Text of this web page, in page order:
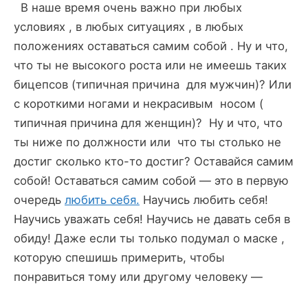
В наше время очень важно при любых
условиях , в любых ситуациях , в любых
положениях оставаться самим собой . Ну и что,
что ты не высокого роста или не имеешь таких
бицепсов (типичная причина для мужчин)? Или
с короткими ногами и некрасивым носом (
типичная причина для женщин)? Ну и что, что
ты ниже по должности или что ты столько не
достиг сколько кто-то достиг? Оставайся самим
собой! Оставаться самим собой — это в первую
очередь любить себя. Научись любить себя!
Научись уважать себя! Научись не давать себя в
обиду! Даже если ты только подумал о маске ,
которую спешишь примерить, чтобы
понравиться тому или другому человеку —